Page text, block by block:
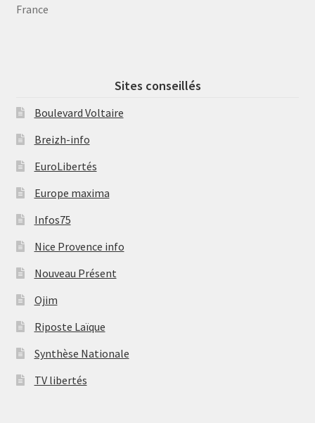
France
Sites conseillés
Boulevard Voltaire
Breizh-info
EuroLibertés
Europe maxima
Infos75
Nice Provence info
Nouveau Présent
Ojim
Riposte Laïque
Synthèse Nationale
TV libertés